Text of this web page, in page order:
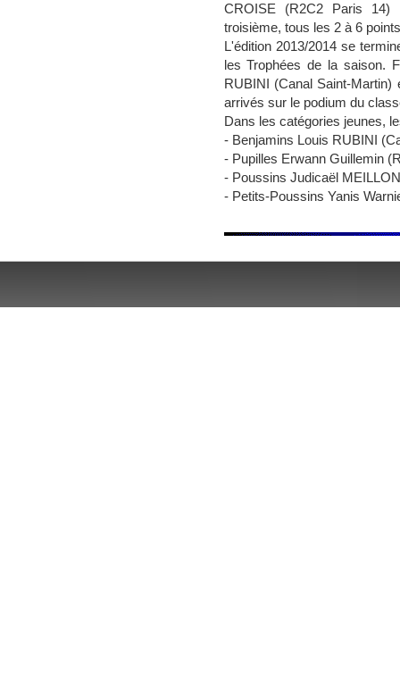
CROISE (R2C2 Paris 14)
troisième, tous les 2 à 6
L'édition 2013/2014 se
les Trophées de la saison.
RUBINI (Canal Saint-
arrivés sur le podium du
Dans les catégories jeunes, l
- Benjamins Louis RUBINI
- Pupilles Erwann Guillemin
- Poussins Judicaël
- Petits-Poussins Yanis